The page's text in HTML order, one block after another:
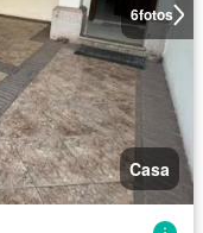
6fotos
Casa